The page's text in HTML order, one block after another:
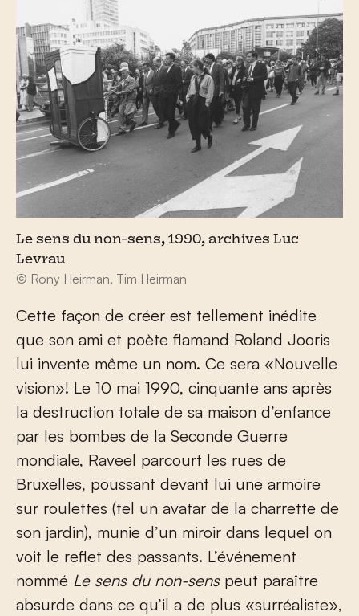
Le sens du non-sens, 1990, archives Luc
Levrau
© Rony Heirman, Tim Heirman
Cette façon de créer est tellement inédite
que son ami et poète flamand Roland Jooris
lui invente même un nom. Ce sera «Nouvelle
vision»! Le 10 mai 1990, cinquante ans après
la destruction totale de sa maison d’enfance
par les bombes de la Seconde Guerre
mondiale, Raveel parcourt les rues de
Bruxelles, poussant devant lui une armoire
sur roulettes (tel un avatar de la charrette de
son jardin), munie d’un miroir dans lequel on
voit le reflet des passants. L’événement
nommé Le sens du non-sens peut paraître
absurde dans ce qu’il a de plus «surréaliste»,